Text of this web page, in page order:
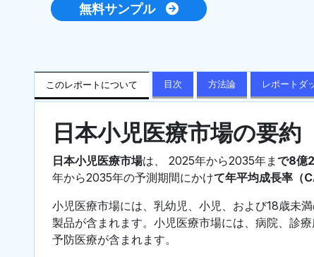
無料サンプル
このレポートについて 目次 方法論 レポートダ
日本小児医療市場の要約
日本小児医療市場は、 2025年から2035年ま で8億
年から2035年の予測期間にかけて年平均成長率（
小児医療市場には、乳幼児、小児、および18歳未
製品が含まれます。小児医療市場には、病院、診
予防医療が含まれます。